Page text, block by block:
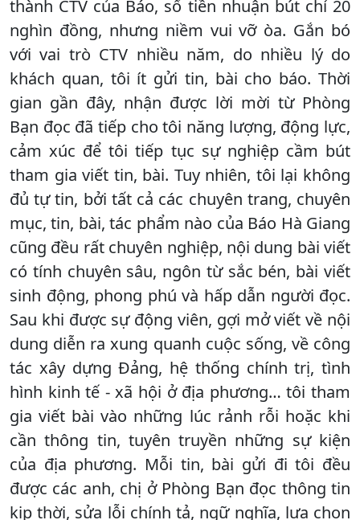
thành CTV của Báo, số tiền nhuận bút chỉ 20
nghìn đồng, nhưng niềm vui vỡ òa. Gắn bó
với vai trò CTV nhiều năm, do nhiều lý do
khách quan, tôi ít gửi tin, bài cho báo. Thời
gian gần đây, nhận được lời mời từ Phòng
Bạn đọc đã tiếp cho tôi năng lượng, động lực,
cảm xúc để tôi tiếp tục sự nghiệp cầm bút
tham gia viết tin, bài. Tuy nhiên, tôi lại không
đủ tự tin, bởi tất cả các chuyên trang, chuyên
mục, tin, bài, tác phẩm nào của Báo Hà Giang
cũng đều rất chuyên nghiệp, nội dung bài viết
có tính chuyên sâu, ngôn từ sắc bén, bài viết
sinh động, phong phú và hấp dẫn người đọc.
Sau khi được sự động viên, gợi mở viết về nội
dung diễn ra xung quanh cuộc sống, về công
tác xây dựng Đảng, hệ thống chính trị, tình
hình kinh tế - xã hội ở địa phương… tôi tham
gia viết bài vào những lúc rảnh rỗi hoặc khi
cần thông tin, tuyên truyền những sự kiện
của địa phương. Mỗi tin, bài gửi đi tôi đều
được các anh, chị ở Phòng Bạn đọc thông tin
kịp thời, sửa lỗi chính tả, ngữ nghĩa, lựa chọn